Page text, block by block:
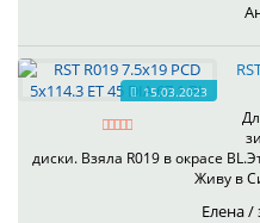
15.03.2023
диски. Взяла R019 в окрасе
Живу в
Елена /